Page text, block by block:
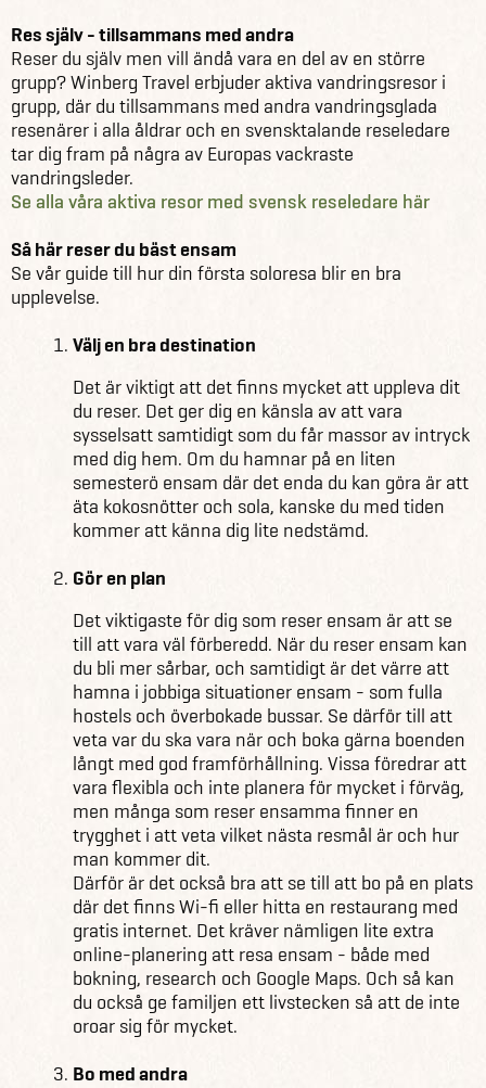
Res själv - tillsammans med andra
Reser du själv men vill ändå vara en del av en större
grupp? Winberg Travel erbjuder aktiva vandringsresor i
grupp, där du tillsammans med andra vandringsglada
resenärer i alla åldrar och en svensktalande reseledare
tar dig fram på några av Europas vackraste
vandringsleder.
Se alla våra aktiva resor med svensk reseledare här
Så här reser du bäst ensam
Se vår guide till hur din första soloresa blir en bra
upplevelse.
Välj en bra destination
Det är viktigt att det finns mycket att uppleva dit
du reser. Det ger dig en känsla av att vara
sysselsatt samtidigt som du får massor av intryck
med dig hem. Om du hamnar på en liten
semesterö ensam där det enda du kan göra är att
äta kokosnötter och sola, kanske du med tiden
kommer att känna dig lite nedstämd.
Gör en plan
Det viktigaste för dig som reser ensam är att se
till att vara väl förberedd. När du reser ensam kan
du bli mer sårbar, och samtidigt är det värre att
hamna i jobbiga situationer ensam - som fulla
hostels och överbokade bussar. Se därför till att
veta var du ska vara när och boka gärna boenden
långt med god framförhållning. Vissa föredrar att
vara flexibla och inte planera för mycket i förväg,
men många som reser ensamma finner en
trygghet i att veta vilket nästa resmål är och hur
man kommer dit.
Därför är det också bra att se till att bo på en plats
där det finns Wi-fi eller hitta en restaurang med
gratis internet. Det kräver nämligen lite extra
online-planering att resa ensam - både med
bokning, research och Google Maps. Och så kan
du också ge familjen ett livstecken så att de inte
oroar sig för mycket.
Bo med andra